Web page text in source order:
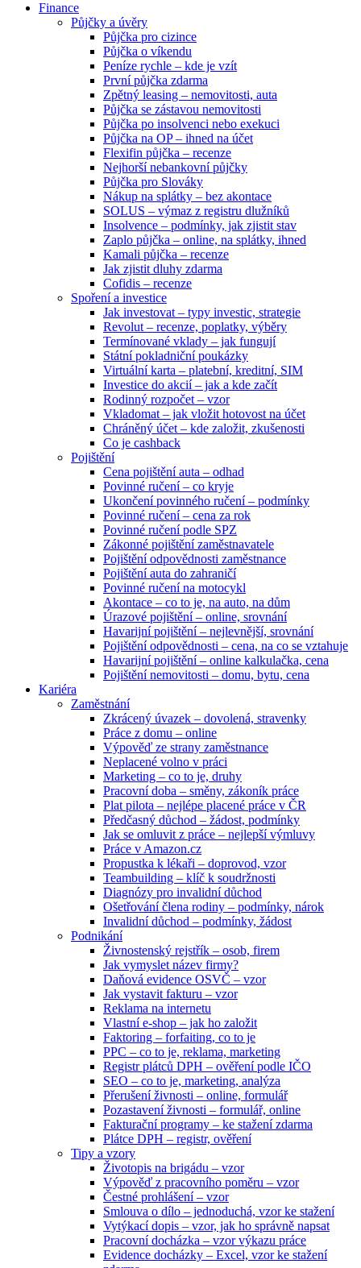
Finance
Půjčky a úvěry
Půjčka pro cizince
Půjčka o víkendu
Peníze rychle – kde je vzít
První půjčka zdarma
Zpětný leasing – nemovitosti, auta
Půjčka se zástavou nemovitosti
Půjčka po insolvenci nebo exekuci
Půjčka na OP – ihned na účet
Flexifin půjčka – recenze
Nejhorší nebankovní půjčky
Půjčka pro Slováky
Nákup na splátky – bez akontace
SOLUS – výmaz z registru dlužníků
Insolvence – podmínky, jak zjistit stav
Zaplo půjčka – online, na splátky, ihned
Kamali půjčka – recenze
Jak zjistit dluhy zdarma
Cofidis – recenze
Spoření a investice
Jak investovat – typy investic, strategie
Revolut – recenze, poplatky, výběry
Termínované vklady – jak fungují
Státní pokladniční poukázky
Virtuální karta – platební, kreditní, SIM
Investice do akcií – jak a kde začít
Rodinný rozpočet – vzor
Vkladomat – jak vložit hotovost na účet
Chráněný účet – kde založit, zkušenosti
Co je cashback
Pojištění
Cena pojištění auta – odhad
Povinné ručení – co kryje
Ukončení povinného ručení – podmínky
Povinné ručení – cena za rok
Povinné ručení podle SPZ
Zákonné pojištění zaměstnavatele
Pojištění odpovědnosti zaměstnance
Pojištění auta do zahraničí
Povinné ručení na motocykl
Akontace – co to je, na auto, na dům
Úrazové pojištění – online, srovnání
Havarijní pojištění – nejlevnější, srovnání
Pojištění odpovědnosti – cena, na co se vztahuje
Havarijní pojištění – online kalkulačka, cena
Pojištění nemovitosti – domu, bytu, cena
Kariéra
Zaměstnání
Zkrácený úvazek – dovolená, stravenky
Práce z domu – online
Výpověď ze strany zaměstnance
Neplacené volno v práci
Marketing – co to je, druhy
Pracovní doba – směny, zákoník práce
Plat pilota – nejlépe placené práce v ČR
Předčasný důchod – žádost, podmínky
Jak se omluvit z práce – nejlepší výmluvy
Práce v Amazon.cz
Propustka k lékaři – doprovod, vzor
Teambuilding – klíč k soudržnosti
Diagnózy pro invalidní důchod
Ošetřování člena rodiny – podmínky, nárok
Invalidní důchod – podmínky, žádost
Podnikání
Živnostenský rejstřík – osob, firem
Jak vymyslet název firmy?
Daňová evidence OSVČ – vzor
Jak vystavit fakturu – vzor
Reklama na internetu
Vlastní e-shop – jak ho založit
Faktoring – forfaiting, co to je
PPC – co to je, reklama, marketing
Registr plátců DPH – ověření podle IČO
SEO – co to je, marketing, analýza
Přerušení živnosti – online, formulář
Pozastavení živnosti – formulář, online
Fakturační programy – ke stažení zdarma
Plátce DPH – registr, ověření
Tipy a vzory
Životopis na brigádu – vzor
Výpověď z pracovního poměru – vzor
Čestné prohlášení – vzor
Smlouva o dílo – jednoduchá, vzor ke stažení
Vytýkací dopis – vzor, jak ho správně napsat
Pracovní docházka – vzor výkazu práce
Evidence docházky – Excel, vzor ke stažení